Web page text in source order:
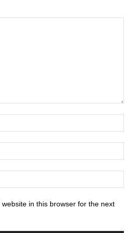
in this browser for the next